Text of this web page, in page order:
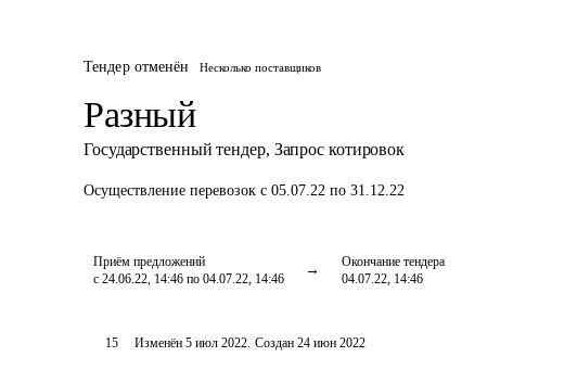
Тендер отменён Несколько поставщиков
Разный
Государственный тендер, Запрос котировок
Осуществление перевозок с 05.07.22 по 31.12.22
Приём предложений
с 24.06.22, 14:46 по 04.07.22, 14:46
Окончание тендера
04.07.22, 14:46
15 Изменён5 июл 2022. Создан 24 июн 2022